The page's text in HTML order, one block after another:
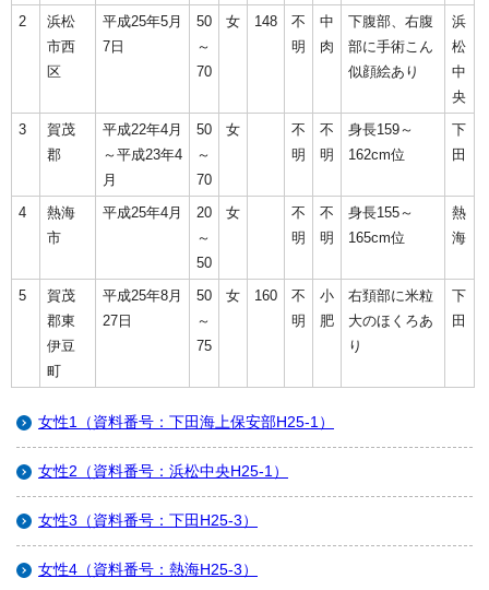
2
浜松
市西
区
平成25年5月
7日
50
～
70
女 148
不
明
中
肉
下腹部、右腹
部に手術こん
似顔絵あり
浜
松
中
央
3
賀茂
郡
平成22年4月
～平成23年4
月
50
～
70
女
不
明
不
明
身長159～
162cm位
下
田
4
熱海
市
平成25年4月
20
～
50
女
不
明
不
明
身長155～
165cm位
熱
海
5
賀茂
郡東
伊豆
町
平成25年8月
27日
50
～
75
女 160
不
明
小
肥
右頚部に米粒
大のほくろあ
り
下
田
女性1（資料番号：下田海上保安部H25-1）
女性2（資料番号：浜松中央H25-1）
女性3（資料番号：下田H25-3）
女性4（資料番号：熱海H25-3）